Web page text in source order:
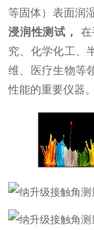
等固体）表面润
浸润性测试 ，
究、化学化工、
维、医疗生物等
性能的重要仪器。